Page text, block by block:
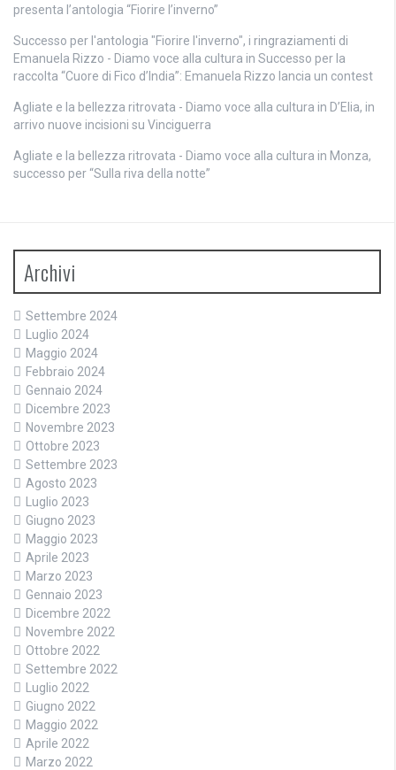
presenta l’antologia “Fiorire l’inverno”
Successo per l'antologia "Fiorire l'inverno", i ringraziamenti di
Emanuela Rizzo - Diamo voce alla cultura in Successo per la
raccolta “Cuore di Fico d’India”: Emanuela Rizzo lancia un contest
Agliate e la bellezza ritrovata - Diamo voce alla cultura in D’Elia, in
arrivo nuove incisioni su Vinciguerra
Agliate e la bellezza ritrovata - Diamo voce alla cultura in Monza,
successo per “Sulla riva della notte”
Archivi
Settembre 2024
Luglio 2024
Maggio 2024
Febbraio 2024
Gennaio 2024
Dicembre 2023
Novembre 2023
Ottobre 2023
Settembre 2023
Agosto 2023
Luglio 2023
Giugno 2023
Maggio 2023
Aprile 2023
Marzo 2023
Gennaio 2023
Dicembre 2022
Novembre 2022
Ottobre 2022
Settembre 2022
Luglio 2022
Giugno 2022
Maggio 2022
Aprile 2022
Marzo 2022